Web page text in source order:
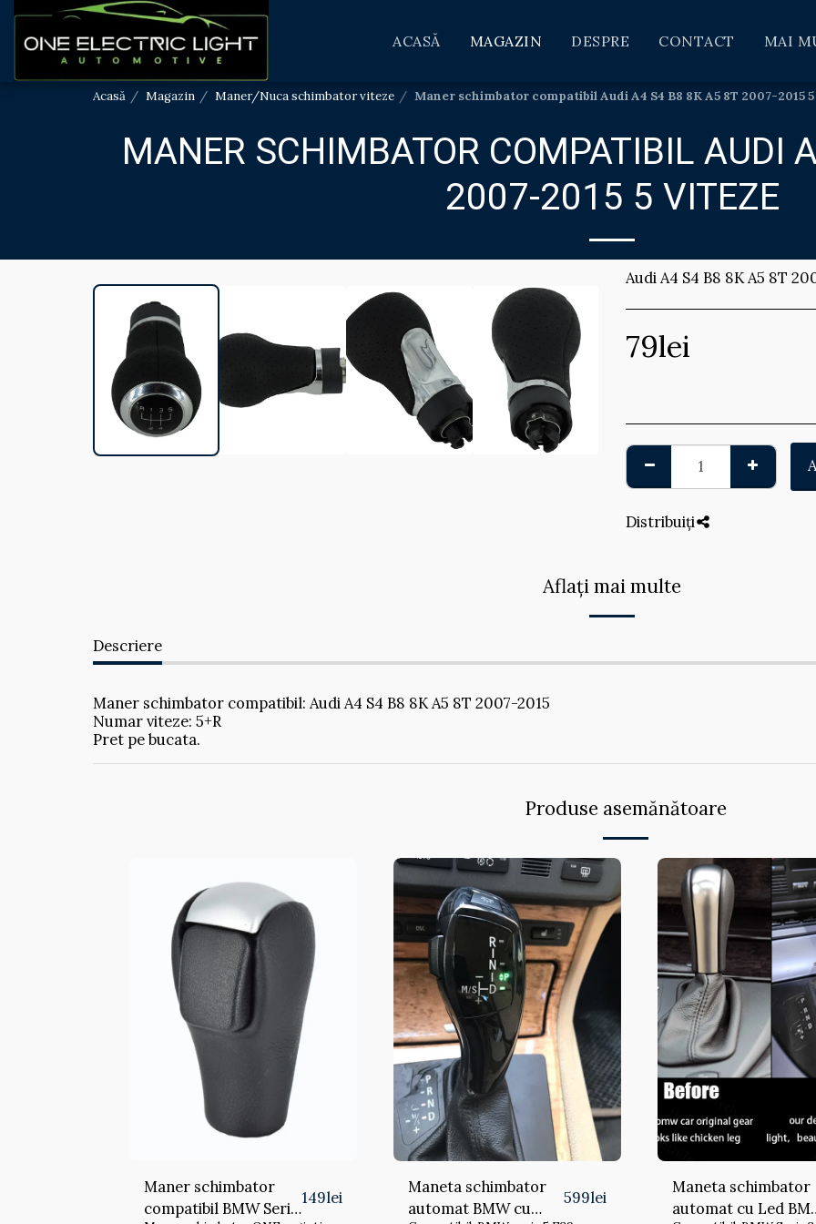
ACASĂ MAGAZIN DESPRE CONTACT MAI
Acasă Magazin Maner/Nuca schimbator viteze Maner schimbator compatibil Audi A4 S4 B8 8K A5 8T 2007-2015
MANER SCHIMBATOR COMPATIBIL AUDI
2007-2015 5 VITEZE
Audi A4 S4 B8 8K A5 8T
79lei
Distribuiți
Aflați mai multe
Descriere
Maner schimbator compatibil: Audi A4 S4 B8 8K A5 8T 2007-2015
Numar viteze: 5+R
Pret pe bucata.
Produse asemănătoare
Maner schimbator
compatibil BMW Seria
149lei
Maneta schimbator
automat BMW cu
599lei
Maneta schimbator
automat cu Led